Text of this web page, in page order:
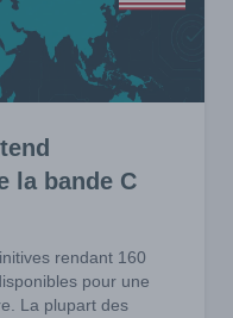
la bande C
rendant 160
pour une
La plupart des